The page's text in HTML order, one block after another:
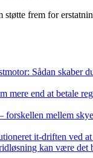
støtte frem for
Sådan skaber
mere end at betale
forskellen mellem
it-driften ved
kan være det